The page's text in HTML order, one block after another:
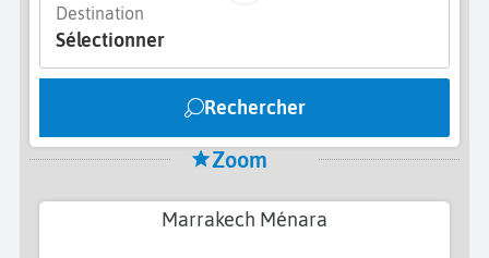
Destination
Sélectionner
Rechercher
Zoom
Marrakech Ménara